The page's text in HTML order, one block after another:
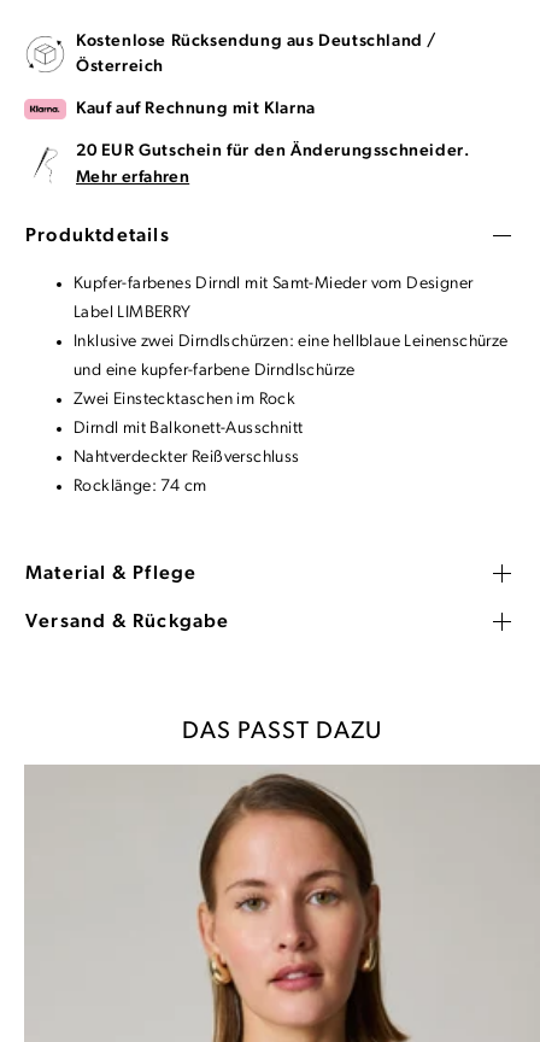
Kostenlose Rücksendung aus Deutschland /
Österreich
Kauf auf Rechnung mit Klarna
20 EUR Gutschein für den Änderungsschneider.
Mehr erfahren
Produktdetails
Kupfer-farbenes Dirndl mit Samt-Mieder vom Designer
Label LIMBERRY
Inklusive zwei Dirndlschürzen: eine hellblaue Leinenschürze
und eine kupfer-farbene Dirndlschürze
Zwei Einstecktaschen im Rock
Dirndl mit Balkonett-Ausschnitt
Nahtverdeckter Reißverschluss
Rocklänge: 74 cm
Material & Pflege
Versand & Rückgabe
DAS PASST DAZU